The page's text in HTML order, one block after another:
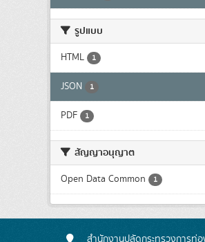
รูปแบบ
HTML 1
JSON 1
PDF 1
สัญญาอนุญาต
Open Data Common 1
สำนักงานปลัดกระทรวงการท่